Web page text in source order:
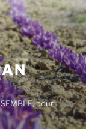
pour